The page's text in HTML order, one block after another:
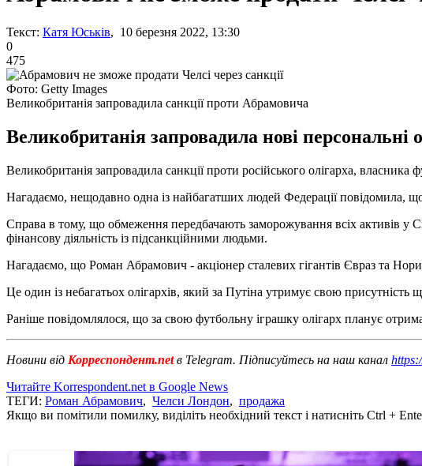
Текст: Катя Юськів, 10 березня 2022, 13:30
0
475
Фото: Getty Images
Великобританія запровадила санкції проти Абрамовича
Великобританія запровадила нові
Великобританія запровадила санкції проти російського олігарха,
Нагадаємо, нещодавно одна із найбагатших людей Федерації повідомила,
Справа в тому, що обмеження передбачають заморожування всіх активів у
фінансову діяльність із підсанкційними людьми.
Нагадаємо, що Роман Абрамович - акціонер сталевих гігантів Євраз та
Це один із небагатьох олігархів, який за Путіна утримує свою
Раніше повідомлялося, що за свою футбольну іграшку олігарх планує
Новини від Корреспондент.netв Telegram. Підписуйтесь на наш канал
Читайте Korrespondent.net в Google News
ТЕГИ: Роман Абрамович, Челси Лондон, продажа
Якщо ви помітили помилку, виділіть необхідний текст і натисніть Ctrl +